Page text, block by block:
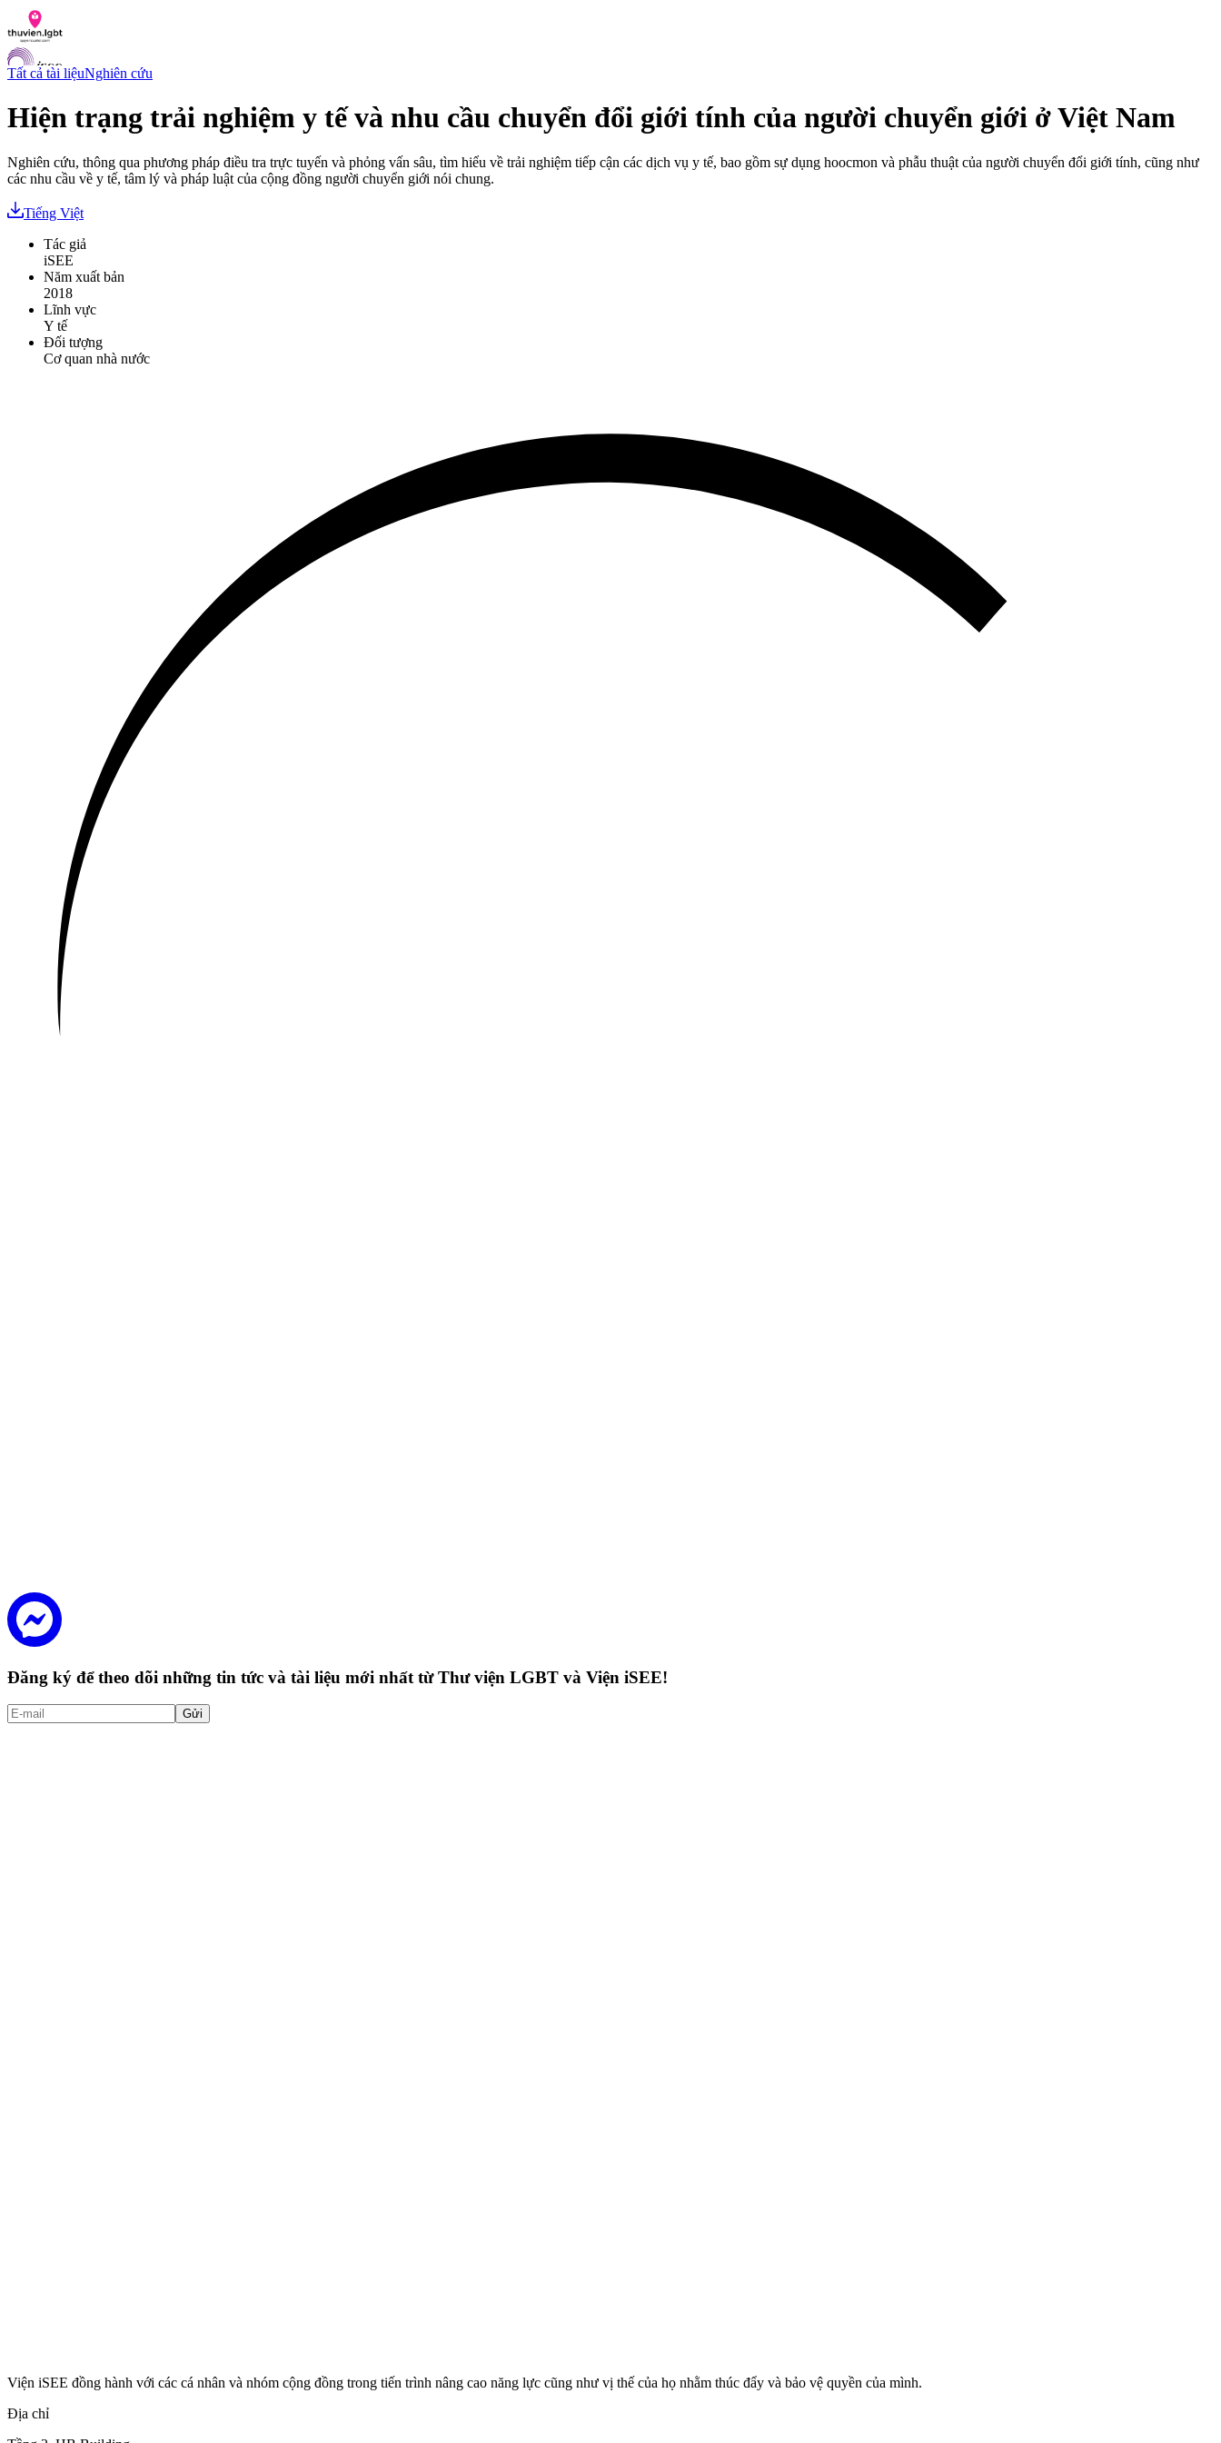
Danh sách tài liệu
Hỏi đáp
Liên lạc
EN
Tất cả tài liệuNghiên cứu
Hiện trạng trải nghiệm y tế và nhu cầu chuyển đổi giới tính của người chuyển giới ở Việt Nam
Nghiên cứu, thông qua phương pháp điều tra trực tuyến và phỏng vấn sâu, tìm hiểu về trải nghiệm tiếp cận các dịch vụ y tế, bao gồm sự dụng hoocmon và phẫu thuật của người chuyển đổi giới tính, cũng như
các nhu cầu về y tế, tâm lý và pháp luật của cộng đồng người chuyển giới nói chung.
Tiếng Việt
Tác giả
iSEE
Năm xuất bản
2018
Lĩnh vực
Y tế
Đối tượng
Cơ quan nhà nước
Đăng ký để theo dõi những tin tức và tài liệu mới nhất từ Thư viện LGBT và Viện iSEE!
Gửi
Viện iSEE đồng hành với các cá nhân và nhóm cộng đồng trong tiến trình nâng cao năng lực cũng như vị thế của họ nhằm thúc đẩy và bảo vệ quyền của mình.
Địa chỉ